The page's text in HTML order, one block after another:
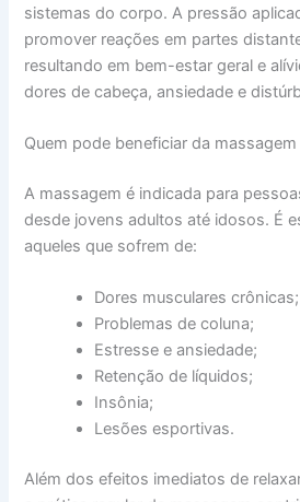
sistemas do corpo. A pressão
promover reações em partes
resultando em bem-estar geral e
dores de cabeça, ansiedade e
Quem pode beneficiar da
A massagem é indicada para
desde jovens adultos até idosos. É
aqueles que sofrem de:
Dores musculares crônicas;
Problemas de coluna;
Estresse e ansiedade;
Retenção de líquidos;
Insônia;
Lesões esportivas.
Além dos efeitos imediatos de